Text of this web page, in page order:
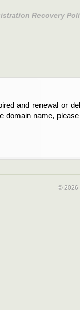
Recovery
and renewal or
domain name,
und die
sind und
Ihren Service-
© 2026